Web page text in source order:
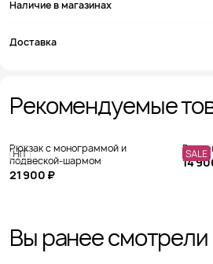
Наличие в магазинах
Доставка
Рекомендуемые
Рюкзак с монограммой и
подвеской-шармом
21 900 ₽
14
Вы ранее смотрели